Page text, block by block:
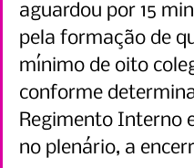
aguardou por 15
pela formação de
mínimo de oito
conforme
Regimento Interno
no plenário, a